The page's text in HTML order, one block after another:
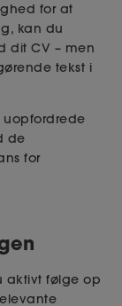
for at
kan du
dit CV – men
tekst i
uopfordrede
de
for
aktivt følge op